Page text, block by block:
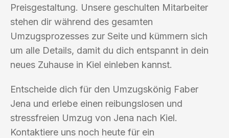
Preisgestaltung. Unsere geschulten Mitarbeiter
stehen dir während des gesamten
Umzugsprozesses zur Seite und kümmern sich
um alle Details, damit du dich entspannt in dein
neues Zuhause in Kiel einleben kannst.
Entscheide dich für den Umzugskönig Faber
Jena und erlebe einen reibungslosen und
stressfreien Umzug von Jena nach Kiel.
Kontaktiere uns noch heute für ein